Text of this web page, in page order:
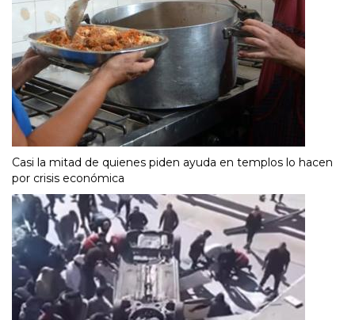
Casi la mitad de quienes piden ayuda en templos lo hacen
por crisis económica